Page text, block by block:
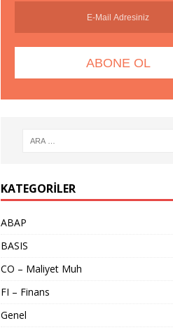
KATEGORILER
ABAP
BASIS
CO – Maliyet Muh
FI – Finans
Genel